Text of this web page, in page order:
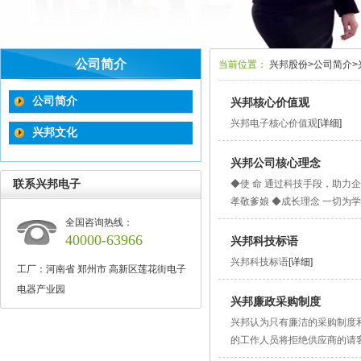
公司简介
公司简介
兴邦文化
联系兴邦电子
全国咨询热线：
40000-63966
工厂：河南省 郑州市 高新区莲花街电子
电器产业园
当前位置： 兴邦股份>公司简介>
兴邦核心价值观
兴邦电子核心价值观[详细]
兴邦公司核心理念
◆使 命 通过科技手段，助力
孝敬爹娘 ◆成长理念 一切为
兴邦科技标语
兴邦科技标语[详细]
兴邦廉政采购制度
兴邦认为只有廉洁的采购制
的工作人员将拒绝供应商的